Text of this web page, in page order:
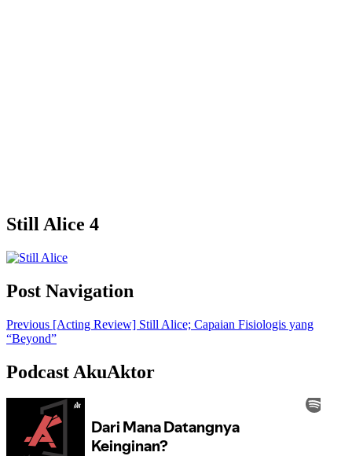
Still Alice 4
Post Navigation
Previous [Acting Review] Still Alice; Capaian Fisiologis yang
“Beyond”
Podcast AkuAktor